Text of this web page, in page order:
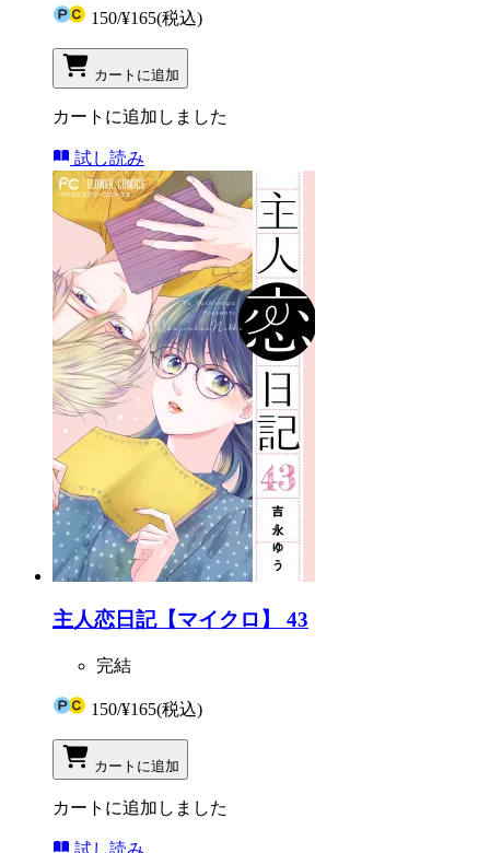
150/¥165(税込)
カートに追加
カートに追加しました
試し読み
主人恋日記【マイクロ】 43
完結
150/¥165(税込)
カートに追加
カートに追加しました
試し読み